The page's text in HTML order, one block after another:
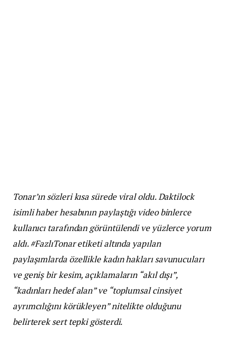
Tonar’ın sözleri kısa sürede viral oldu. Daktilock
isimli haber hesabının paylaştığı video binlerce
kullanıcı tarafından görüntülendi ve yüzlerce yorum
aldı. #FazlıTonar etiketi altında yapılan
paylaşımlarda özellikle kadın hakları savunucuları
ve geniş bir kesim, açıklamaların “akıl dışı”,
“kadınları hedef alan” ve “toplumsal cinsiyet
ayrımcılığını körükleyen” nitelikte olduğunu
belirterek sert tepki gösterdi.